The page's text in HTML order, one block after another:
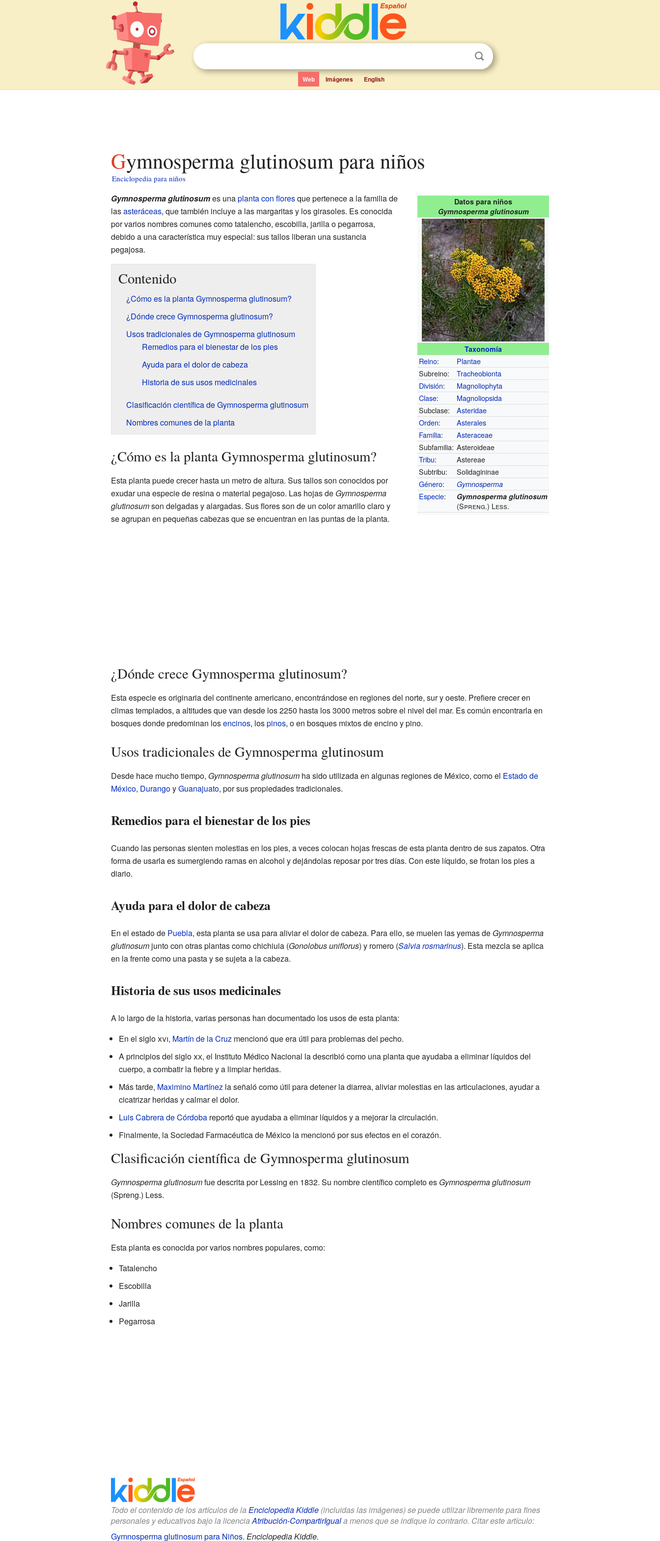
Web Imágenes English
Gymnosperma glutinosum para niños
Enciclopedia para niños
Datos para niños
Gymnosperma glutinosum
Taxonomía
Reino:
Plantae
Subreino:
Tracheobionta
División:
Magnoliophyta
Clase:
Magnoliopsida
Subclase:
Asteridae
Orden:
Asterales
Familia:
Asteraceae
Subfamilia: Asteroideae
Tribu:
Astereae
Subtribu:
Solidagininae
Género: Gymnosperma
Especie: Gymnosperma glutinosum
(Spreng.) Less.
Gymnosperma glutinosumes unaplanta con floresque pertenece a la familia de
lasasteráceas, que también incluye a las margaritas y los girasoles. Es conocida
por varios nombres comunes como tatalencho, escobilla, jarilla o pegarrosa,
debido a una característica muy especial: sus tallos liberan una sustancia
pegajosa.
Contenido
¿Cómo es la planta Gymnosperma glutinosum?
¿Dónde crece Gymnosperma glutinosum?
Usos tradicionales de Gymnosperma glutinosum
Remedios para el bienestar de los pies
Ayuda para el dolor de cabeza
Historia de sus usos medicinales
Clasificación científica de Gymnosperma glutinosum
Nombres comunes de la planta
¿Cómo es la planta Gymnosperma glutinosum?
Esta planta puede crecer hasta un metro de altura. Sus tallos son conocidos por
exudar una especie de resina o material pegajoso. Las hojas de Gymnosperma
glutinosumson delgadas y alargadas. Sus flores son de un color amarillo claro y
se agrupan en pequeñas cabezas que se encuentran en las puntas de la planta.
¿Dónde crece Gymnosperma glutinosum?
Esta especie es originaria del continente americano, encontrándose en regiones del norte, sur y oeste. Prefiere crecer en
climas templados, a altitudes que van desde los 2250 hasta los 3000 metros sobre el nivel del mar. Es común encontrarla en
bosques donde predominan losencinos, lospinos, o en bosques mixtos de encino y pino.
Usos tradicionales de Gymnosperma glutinosum
Desde hace mucho tiempo, Gymnosperma glutinosumha sido utilizada en algunas regiones de México, como el Estado de
México, DurangoyGuanajuato, por sus propiedades tradicionales.
Remedios para el bienestar de los pies
Cuando las personas sienten molestias en los pies, a veces colocan hojas frescas de esta planta dentro de sus zapatos. Otra
forma de usarla es sumergiendo ramas en alcohol y dejándolas reposar por tres días. Con este líquido, se frotan los pies a
diario.
Ayuda para el dolor de cabeza
En el estado de Puebla, esta planta se usa para aliviar el dolor de cabeza. Para ello, se muelen las yemas de Gymnosperma
glutinosumjunto con otras plantas como chichiuia (Gonolobus uniflorus) y romero (Salvia rosmarinus). Esta mezcla se aplica
en la frente como una pasta y se sujeta a la cabeza.
Historia de sus usos medicinales
A lo largo de la historia, varias personas han documentado los usos de esta planta:
En el sigloxvi, Martín de la Cruzmencionó que era útil para problemas del pecho.
A principios del sigloxx, el Instituto Médico Nacional la describió como una planta que ayudaba a eliminar líquidos del
cuerpo, a combatir la fiebre y a limpiar heridas.
Más tarde, Maximino Martínezla señaló como útil para detener la diarrea, aliviar molestias en las articulaciones, ayudar a
cicatrizar heridas y calmar el dolor.
Luis Cabrera de Córdobareportó que ayudaba a eliminar líquidos y a mejorar la circulación.
Finalmente, la Sociedad Farmacéutica de México la mencionó por sus efectos en el corazón.
Clasificación científica de Gymnosperma glutinosum
Gymnosperma glutinosumfue descrita por Lessing en 1832. Su nombre científico completo es Gymnosperma glutinosum
(Spreng.) Less.
Nombres comunes de la planta
Esta planta es conocida por varios nombres populares, como:
Tatalencho
Escobilla
Jarilla
Pegarrosa
Todo el contenido de los artículos de la Enciclopedia Kiddle(incluidas las imágenes) se puede utilizar libremente para fines
personales y educativos bajo la licenciaAtribución-CompartirIguala menos que se indique lo contrario. Citar este artículo:
Gymnosperma glutinosum para Niños. Enciclopedia Kiddle.